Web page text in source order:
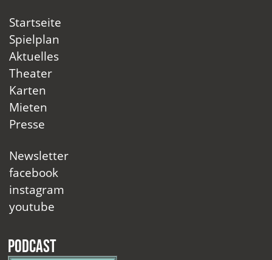
Startseite
Spielplan
Aktuelles
Theater
Karten
Mieten
Presse
Newsletter
facebook
instagram
youtube
Podcast